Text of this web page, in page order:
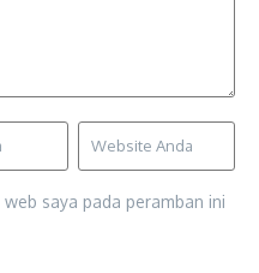
saya pada peramban ini